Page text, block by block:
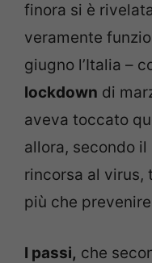
finora si è
veramente
giugno l’Italia –
lockdown di
aveva toccato
allora, secondo
rincorsa al virus,
più che
I passi, che